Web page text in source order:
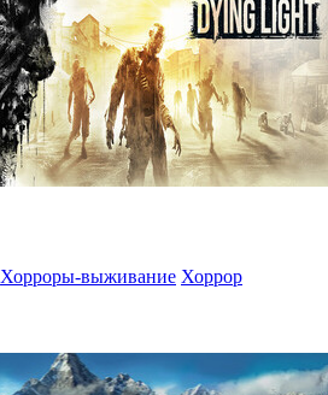
Хорроры-выживание Хоррор